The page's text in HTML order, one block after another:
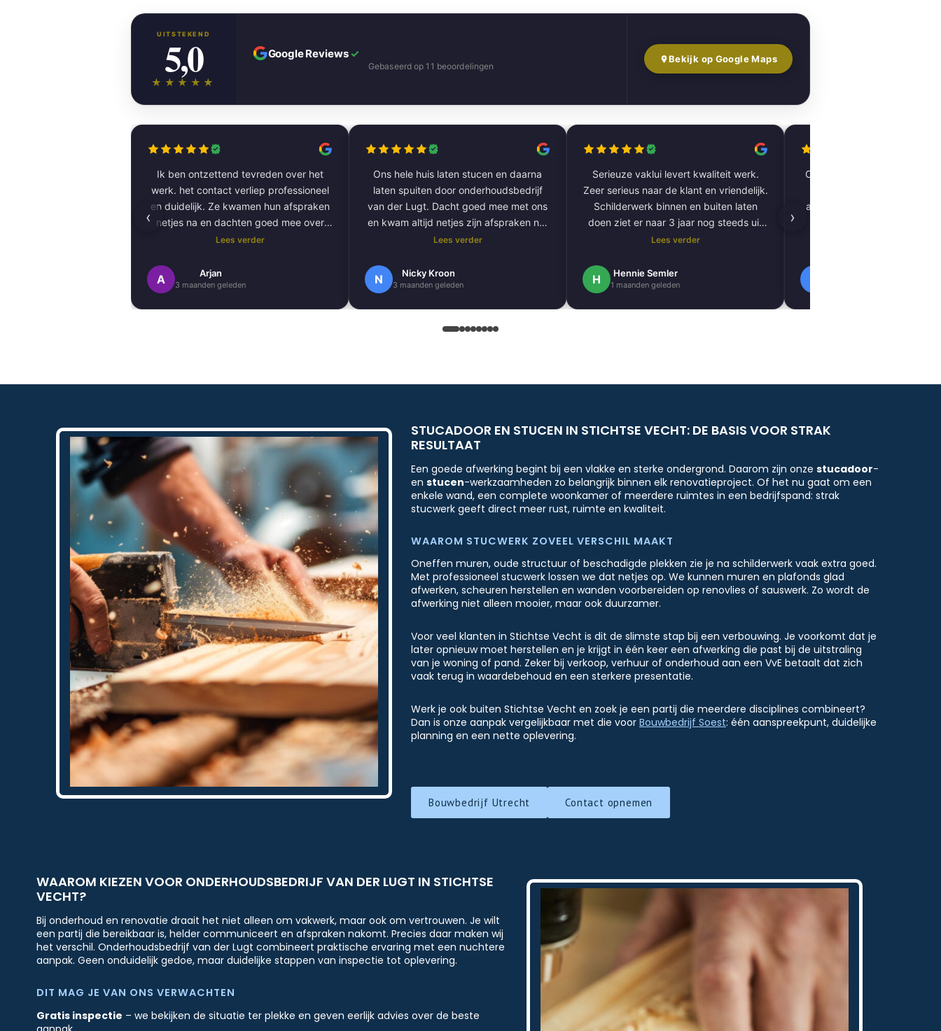
UITSTEKEND
5,0
★★★★★
Google Reviews✓
Gebaseerd op 11 beoordelingen
Bekijk op Google Maps
Ik ben ontzettend tevreden over het
werk. het contact verliep professioneel
en duidelijk. Ze kwamen hun afspraken
netjes na en dachten goed mee over
kleurkeuze en afwerking.
Het schilderwerk zelf is van hoge
kwaliteit uitgevoerd. Alles is strak
aanbevelen!
Lees verder
A Arjan
3 maanden geleden
Ons hele huis laten stucen en daarna
laten spuiten door onderhoudsbedrijf
van der Lugt. Dacht goed mee met ons
en kwam altijd netjes zijn afspraken na.
De volgende klus hebben we al gepland
Nogmaals bedankt.
Lees verder
N Nicky Kroon
3 maanden geleden
Serieuze vaklui levert kwaliteit werk.
Zeer serieus naar de klant en vriendelijk.
Schilderwerk binnen en buiten laten
doen ziet er naar 3 jaar nog steeds uit
als nieuw.
Lees verder
H Hennie Semler
1 maanden geleden
Complete woning laten
afgewerkt, inclusief tegels,
‹ ›
STUCADOOR EN STUCEN IN STICHTSE VECHT: DE BASIS VOOR STRAK
RESULTAAT
Een goede afwerking begint bij een vlakke en sterke ondergrond. Daarom zijn onzestucadoor-
enstucen-werkzaamheden zo belangrijk binnen elk renovatieproject. Of het nu gaat om een
enkele wand, een complete woonkamer of meerdere ruimtes in een bedrijfspand: strak
stucwerk geeft direct meer rust, ruimte en kwaliteit.
WAAROM STUCWERK ZOVEEL VERSCHIL MAAKT
Oneffen muren, oude structuur of beschadigde plekken zie je na schilderwerk vaak extra goed.
Met professioneel stucwerk lossen we dat netjes op. We kunnen muren en plafonds glad
afwerken, scheuren herstellen en wanden voorbereiden op renovlies of sauswerk. Zo wordt de
afwerking niet alleen mooier, maar ook duurzamer.
Voor veel klanten in Stichtse Vecht is dit de slimste stap bij een verbouwing. Je voorkomt dat je
later opnieuw moet herstellen en je krijgt in één keer een afwerking die past bij de uitstraling
van je woning of pand. Zeker bij verkoop, verhuur of onderhoud aan een VvE betaalt dat zich
vaak terug in waardebehoud en een sterkere presentatie.
Werk je ook buiten Stichtse Vecht en zoek je een partij die meerdere disciplines combineert?
Dan is onze aanpak vergelijkbaar met die voorBouwbedrijf Soest: één aanspreekpunt, duidelijke
planning en een nette oplevering.
Bouwbedrijf Utrecht Contact opnemen
WAAROM KIEZEN VOOR ONDERHOUDSBEDRIJF VAN DER LUGT IN STICHTSE
VECHT?
Bij onderhoud en renovatie draait het niet alleen om vakwerk, maar ook om vertrouwen. Je wilt
een partij die bereikbaar is, helder communiceert en afspraken nakomt. Precies daar maken wij
het verschil. Onderhoudsbedrijf van der Lugt combineert praktische ervaring met een nuchtere
aanpak. Geen onduidelijk gedoe, maar duidelijke stappen van inspectie tot oplevering.
DIT MAG JE VAN ONS VERWACHTEN
Gratis inspectie – we bekijken de situatie ter plekke en geven eerlijk advies over de beste